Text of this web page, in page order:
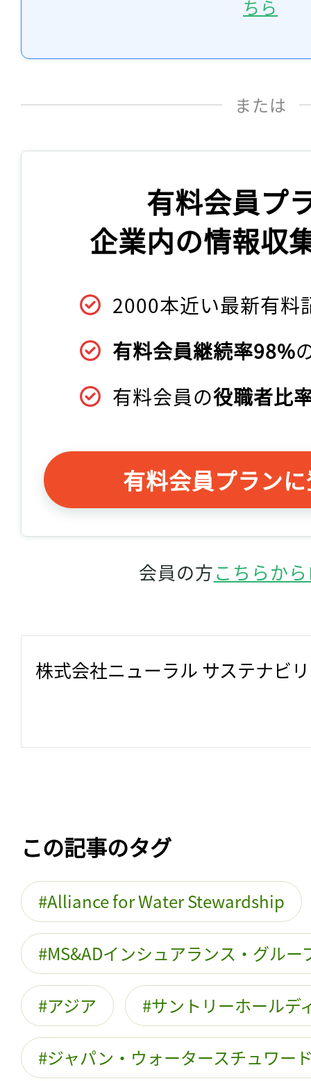
ちら
または
有料会員プ
企業内の情報収
2000本近い最新有料
有料会員継続率98%
有料会員の役職者比
有料会員プラン
会員の方こちらか
株式会社ニューラル サステナビ
この記事のタグ
Alliance for Water Stewardship
MS&ADインシュアランス・グル
アジア サントリーホールデ
ジャパン・ウォータースチュワー